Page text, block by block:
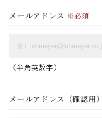
メールアドレス ※必須
（半角英数字）
メールアドレス（確認用）